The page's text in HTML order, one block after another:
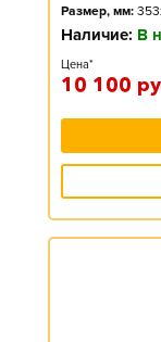
Размер, мм:
Наличие: В
Цена*
10 100